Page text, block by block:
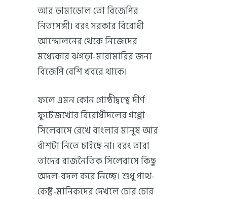
আর ডামাডোল তো বিজেপির
নিত্যসঙ্গী। বরং সরকার বিরোধী
আন্দোলনের থেকে নিজেদের
মধ্যেকার ঝগড়া-মারামারির জন্য
বিজেপি বেশি খবরে থাকে।
ফলে এমন কোন গোষ্ঠীদ্বন্দ্বে দীর্ণ
ফুটেজখোর বিরোধীদলের গপ্পো
সিলেবাসে রেখে বাংলার মানুষ আর
বাঁশটা নিতে চাইছে না। বরং তারা
তাদের রাজনৈতিক সিলেবাসে কিছু
অদল-বদল করে নিচ্ছে। শুধু পাত্থ-
কেষ্ট-মানিকদের দেখলে চোর চোর